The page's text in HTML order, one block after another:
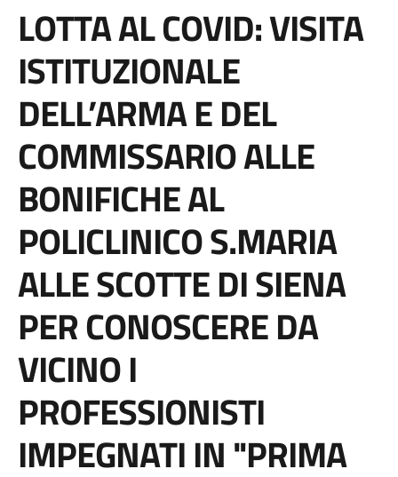
LOTTA AL COVID: VISITA
ISTITUZIONALE
DELL’ARMA E DEL
COMMISSARIO ALLE
BONIFICHE AL
POLICLINICO S.MARIA
ALLE SCOTTE DI SIENA
PER CONOSCERE DA
VICINO I
PROFESSIONISTI
IMPEGNATI IN "PRIMA